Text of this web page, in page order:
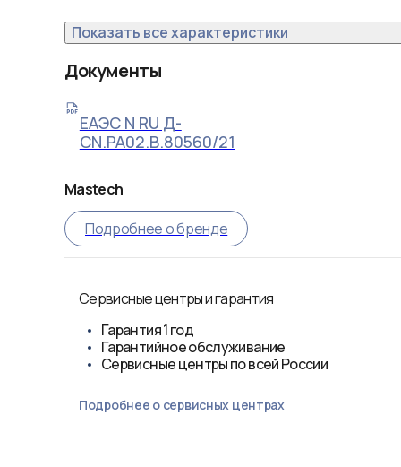
Показать все характеристики
Документы
ЕАЭС N RU Д-
CN.РА02.В.80560/21
Mastech
Подробнее о бренде
Сервисные центры и гарантия
Гарантия1 год
Гарантийное обслуживание
Сервисные центры по всей России
Подробнее о сервисных центрах